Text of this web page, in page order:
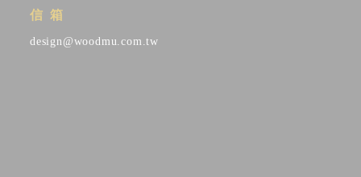
信箱
design@woodmu.com.tw